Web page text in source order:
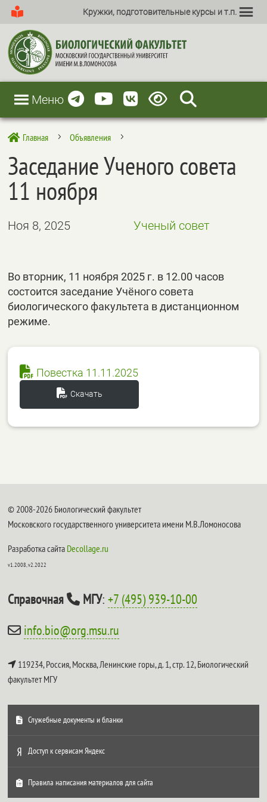
Кружки, подготовительные курсы и т.п.
Меню
 Главная 5 Объявления 5
Заседание Ученого совета
11 ноября
Ноя 8, 2025 Ученый совет
Во вторник, 11 ноября 2025 г. в 12.00 часов
состоится заседание Учёного совета
биологического факультета в дистанционном
режиме.
Повестка 11.11.2025
Скачать
© 2008-2026 Биологический факультет
Московского государственного университета имени М.В.Ломоносова
Разработка сайта Decollage.ru
v1.2008, v2.2022
Справочная МГУ:+7 (495) 939-10-00
info.bio@org.msu.ru
119234, Россия, Москва, Ленинские горы, д. 1, стр. 12,Биологический
факультет МГУ
Служебные документы и бланки
Доступ к сервисам Яндекс
Правила написания материалов для сайта